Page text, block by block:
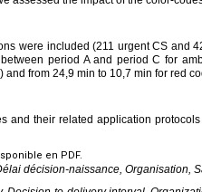
were included (211 urgent CS and
period A and period C for
and from 24,9 min to 10,7 min for red
and their related application
en PDF.
décision-naissance, Organisation,